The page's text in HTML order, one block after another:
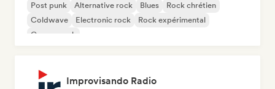
Post punk Alternative rock Blues
Rock chrétien
Coldwave
Electronic rock
Rock expérimental
Garage rock
Improvisando Radio